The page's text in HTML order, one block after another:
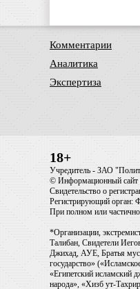
Комментарии
Аналитика
Экспертиза
18+
Учредитель - ЗАО
© Информационный сайт
Свидетельство о
Регистрирующий орган:
При полном или
*Организации,
Талибан, Свидетели
Джихад, АУЕ, Братья
государство»
«Египетский
народа», «Хизб ут-